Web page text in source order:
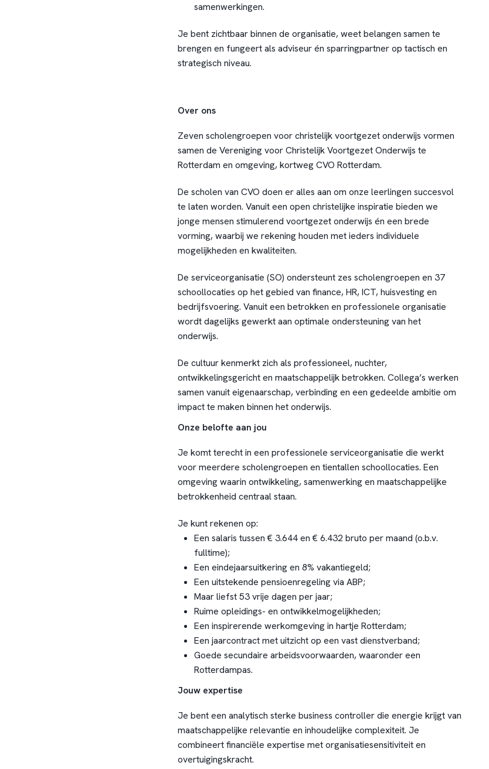
samenwerkingen.
Je bent zichtbaar binnen de organisatie, weet belangen samen te
brengen en fungeert als adviseur én sparringpartner op tactisch en
strategisch niveau.
Over ons
Zeven scholengroepen voor christelijk voortgezet onderwijs vormen
samen de Vereniging voor Christelijk Voortgezet Onderwijs te
Rotterdam en omgeving, kortweg CVO Rotterdam.
De scholen van CVO doen er alles aan om onze leerlingen succesvol
te laten worden. Vanuit een open christelijke inspiratie bieden we
jonge mensen stimulerend voortgezet onderwijs én een brede
vorming, waarbij we rekening houden met ieders individuele
mogelijkheden en kwaliteiten.
De serviceorganisatie (SO) ondersteunt zes scholengroepen en 37
schoollocaties op het gebied van finance, HR, ICT, huisvesting en
bedrijfsvoering. Vanuit een betrokken en professionele organisatie
wordt dagelijks gewerkt aan optimale ondersteuning van het
onderwijs.
De cultuur kenmerkt zich als professioneel, nuchter,
ontwikkelingsgericht en maatschappelijk betrokken. Collega’s werken
samen vanuit eigenaarschap, verbinding en een gedeelde ambitie om
impact te maken binnen het onderwijs.
Onze belofte aan jou
Je komt terecht in een professionele serviceorganisatie die werkt
voor meerdere scholengroepen en tientallen schoollocaties. Een
omgeving waarin ontwikkeling, samenwerking en maatschappelijke
betrokkenheid centraal staan.
Je kunt rekenen op:
Een salaris tussen € 3.644 en € 6.432 bruto per maand (o.b.v.
fulltime);
Een eindejaarsuitkering en 8% vakantiegeld;
Een uitstekende pensioenregeling via ABP;
Maar liefst 53 vrije dagen per jaar;
Ruime opleidings- en ontwikkelmogelijkheden;
Een inspirerende werkomgeving in hartje Rotterdam;
Een jaarcontract met uitzicht op een vast dienstverband;
Goede secundaire arbeidsvoorwaarden, waaronder een
Rotterdampas.
Jouw expertise
Je bent een analytisch sterke business controller die energie krijgt van
maatschappelijke relevantie en inhoudelijke complexiteit. Je
combineert financiële expertise met organisatiesensitiviteit en
overtuigingskracht.